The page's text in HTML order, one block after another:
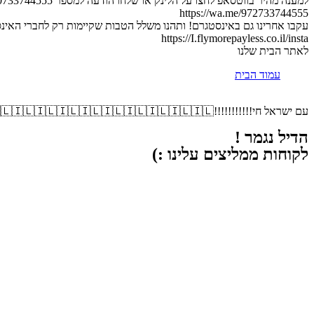
https://wa.me/972733744555
עקבו אחרינו גם באינסטגרם! ותהנו משלל הטבות שקיימות רק לחברי
https://I.flymorepayless.co.il/insta
לאתר הבית שלנו
עמוד הבית
עם ישראל חי!!!!!!!!!!!🇮🇱🇮🇱🇮🇱🇮🇱🇮🇱🇮🇱🇮🇱🇮🇱🇮🇱🇮🇱
הדיל נגמר !
לקוחות ממליצים עלינו :)